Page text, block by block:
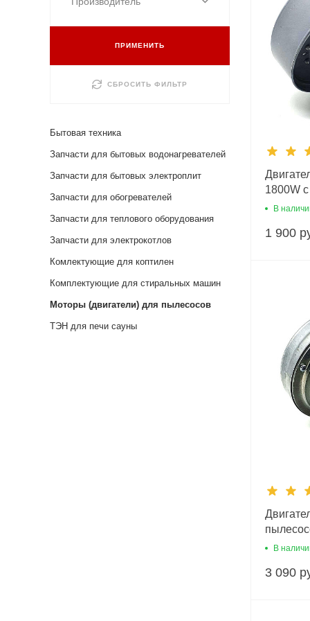
ПРИМЕНИТЬ
СБРОСИТЬ ФИЛЬТР
Бытовая техника
Запчасти для бытовых водонагревателей
Запчасти для бытовых электроплит
Запчасти для обогревателей
Запчасти для теплового оборудования
Запчасти для электрокотлов
Комлектующие для коптилен
Комплектующие для стиральных машин
Моторы (двигатели) для пылесосов
ТЭН для печи сауны
1800W
В
1 900
1600W
В
3 090